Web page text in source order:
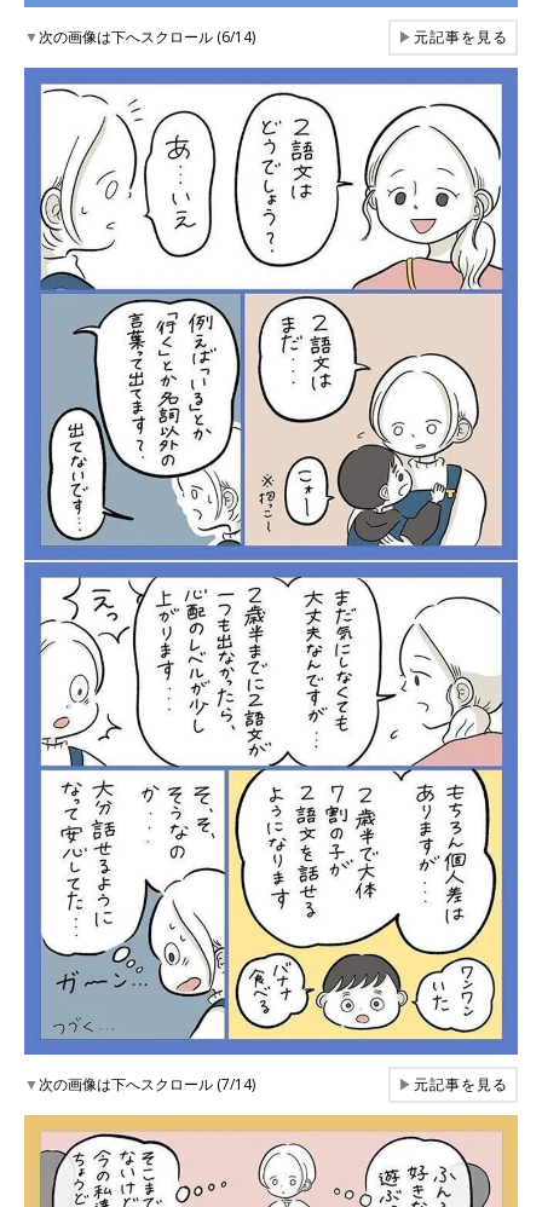
▼次の画像は下へスクロール (6/14) ▶元記事を見る
▼次の画像は下へスクロール (7/14) ▶元記事を見る